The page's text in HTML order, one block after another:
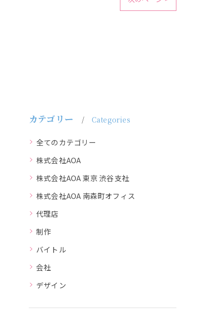
カテゴリー Categories
全てのカテゴリー
株式会社AOA
株式会社AOA 東京 渋谷支社
株式会社AOA 南森町オフィス
代理店
制作
バイトル
会社
デザイン